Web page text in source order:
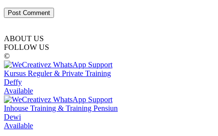
ABOUT US
FOLLOW US
©
Kursus Reguler & Private Training
Deffy
Available
Inhouse Training & Training Pensiun
Dewi
Available